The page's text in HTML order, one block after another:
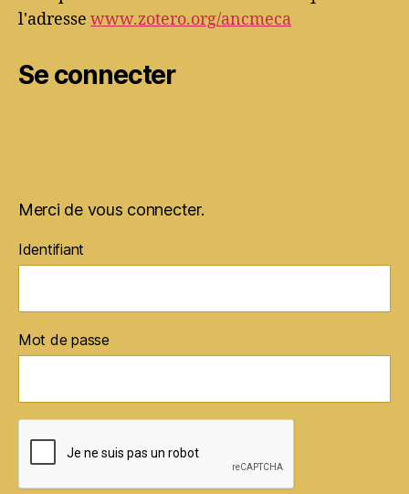
l'adresse www.zotero.org/ancmeca
Se connecter
Merci de vous connecter.
Identifiant
Mot de passe